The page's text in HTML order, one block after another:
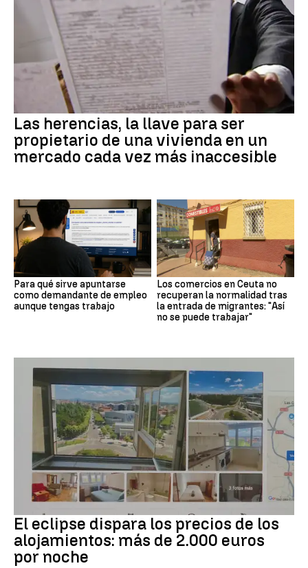
Las herencias, la llave para ser
propietario de una vivienda en un
mercado cada vez más inaccesible
Para qué sirve apuntarse
como demandante de empleo
aunque tengas trabajo
Los comercios en Ceuta no
recuperan la normalidad tras
la entrada de migrantes: "Así
no se puede trabajar"
Eclipse solar
El eclipse dispara los precios de los
alojamientos: más de 2.000 euros
por noche